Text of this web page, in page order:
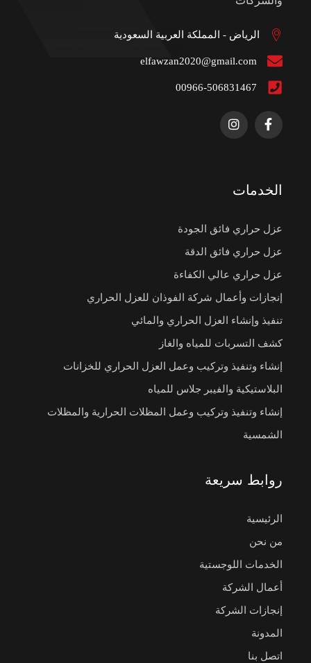
الرياض - المملكة العربية السعودية
elfawzan2020@gmail.com
00966-506831467
الخدمات
عزل حراري فائق الجودة
عزل حراري فائق الدقة
عزل حراري عالي الكفاءة
إنجازات وأعمال شركة الفوذان للعزل الحراري
تنفيذ وإنشاء العزل الحراري والمائي
كشف التسربات للمياه والغاز
إنشاء وتنفيذ وتركيب وعمل العزل الحراري للخزانات
البلاستيكية والفيبر جلاس للمياه
إنشاء وتنفيذ وتركيب وعمل المظلات الحرارية والمظلات
الشمسية
روابط سريعة
الرئيسية
من نحن
الخدمات اللوجستية
أعمال الشركة
إنجازات الشركة
المدونة
اتصل بنا